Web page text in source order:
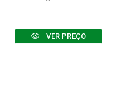
VER PREÇO